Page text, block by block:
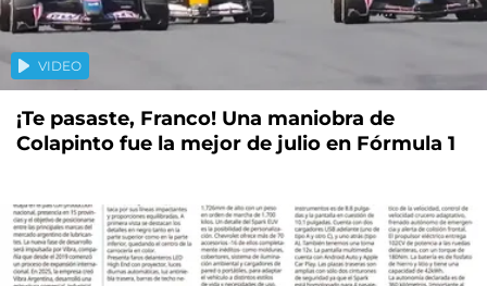
VIDEO
¡Te pasaste, Franco! Una maniobra de
Colapinto fue la mejor de julio en Fórmula 1